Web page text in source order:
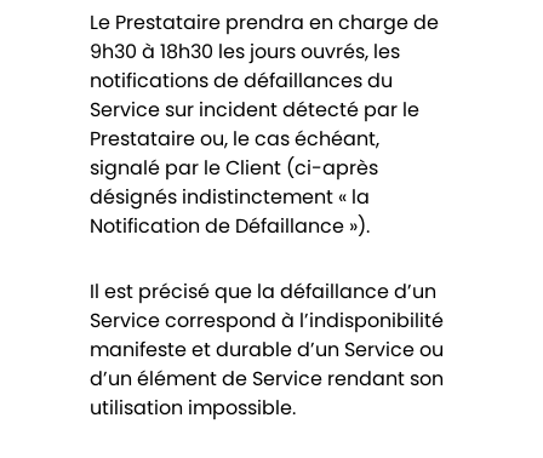
Le Prestataire prendra en charge de
9h30 à 18h30 les jours ouvrés, les
notifications de défaillances du
Service sur incident détecté par le
Prestataire ou, le cas échéant,
signalé par le Client (ci-après
désignés indistinctement « la
Notification de Défaillance »).
Il est précisé que la défaillance d’un
Service correspond à l’indisponibilité
manifeste et durable d’un Service ou
d’un élément de Service rendant son
utilisation impossible.